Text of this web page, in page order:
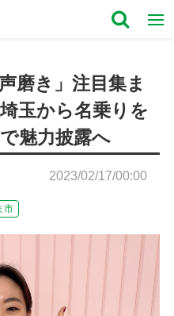
磨き」注目集ま
玉から名乗りを
魅力披露へ
2023/02/17/00:00
市